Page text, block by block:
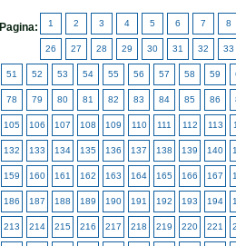
Pagina: 1 2 3 4 5 6 7 8
26 27 28 29 30 31 32 33
51 52 53 54 55 56 57 58 59
78 79 80 81 82 83 84 85 86
105 106 107 108 109 110 111 112 113
132 133 134 135 136 137 138 139 140
159 160 161 162 163 164 165 166 167
186 187 188 189 190 191 192 193 194
213 214 215 216 217 218 219 220 221